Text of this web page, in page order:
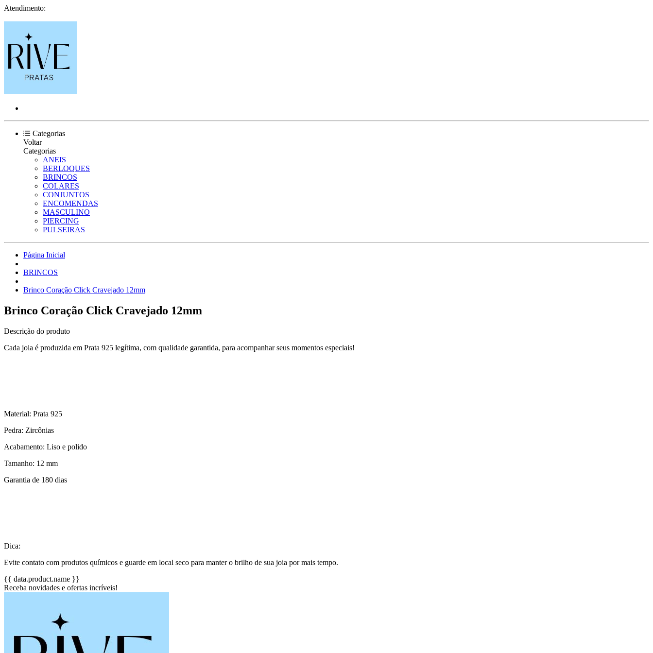
Atendimento:
Categorias
Voltar
Categorias
ANEIS
BERLOQUES
BRINCOS
COLARES
CONJUNTOS
ENCOMENDAS
MASCULINO
PIERCING
PULSEIRAS
Página Inicial
BRINCOS
Brinco Coração Click Cravejado 12mm
Brinco Coração Click Cravejado 12mm
Descrição do produto
Cada joia é produzida em Prata 925 legítima, com qualidade garantida, para acompanhar seus momentos especiais!
Material: Prata 925
Pedra: Zircônias
Acabamento: Liso e polido
Tamanho: 12 mm
Garantia de 180 dias
Dica:
Evite contato com produtos químicos e guarde em local seco para manter o brilho de sua joia por mais tempo.
{{ data.product.name }}
Receba novidades e ofertas incríveis!